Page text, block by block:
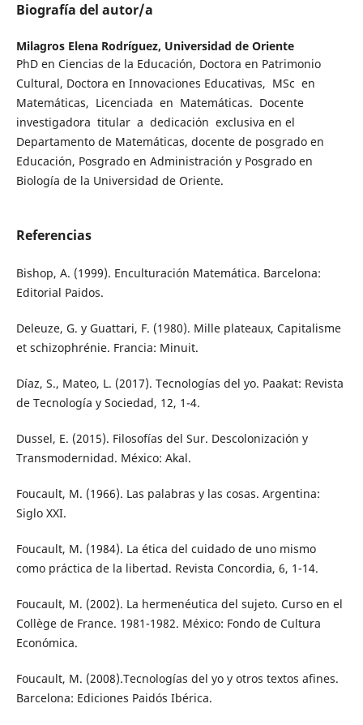
Biografía del autor/a
Milagros Elena Rodríguez, Universidad de Oriente
PhD en Ciencias de la Educación, Doctora en Patrimonio
Cultural, Doctora en Innovaciones Educativas, MSc en
Matemáticas, Licenciada en Matemáticas. Docente
investigadora titular a dedicación exclusiva en el
Departamento de Matemáticas, docente de posgrado en
Educación, Posgrado en Administración y Posgrado en
Biología de la Universidad de Oriente.
Referencias
Bishop, A. (1999). Enculturación Matemática. Barcelona:
Editorial Paidos.
Deleuze, G. y Guattari, F. (1980). Mille plateaux, Capitalisme
et schizophrénie. Francia: Minuit.
Díaz, S., Mateo, L. (2017). Tecnologías del yo. Paakat: Revista
de Tecnología y Sociedad, 12, 1-4.
Dussel, E. (2015). Filosofías del Sur. Descolonización y
Transmodernidad. México: Akal.
Foucault, M. (1966). Las palabras y las cosas. Argentina:
Siglo XXI.
Foucault, M. (1984). La ética del cuidado de uno mismo
como práctica de la libertad. Revista Concordia, 6, 1-14.
Foucault, M. (2002). La hermenéutica del sujeto. Curso en el
Collège de France. 1981-1982. México: Fondo de Cultura
Económica.
Foucault, M. (2008).Tecnologías del yo y otros textos afines.
Barcelona: Ediciones Paidós Ibérica.